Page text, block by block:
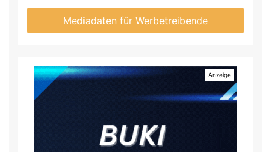
Mediadaten für Werbetreibende